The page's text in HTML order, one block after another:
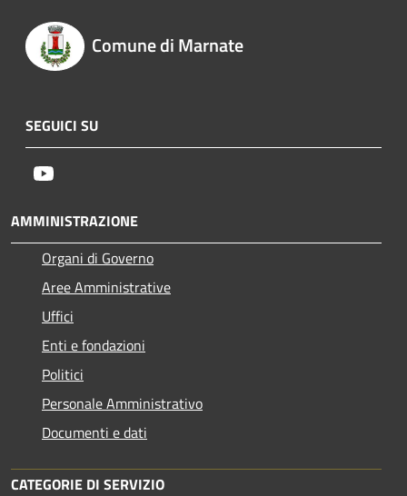
Comune di Marnate
SEGUICI SU
AMMINISTRAZIONE
Organi di Governo
Aree Amministrative
Uffici
Enti e fondazioni
Politici
Personale Amministrativo
Documenti e dati
CATEGORIE DI SERVIZIO